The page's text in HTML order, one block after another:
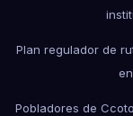
Plan regulador de
Pobladores de